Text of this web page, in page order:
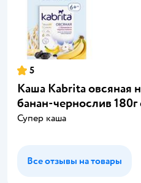
5
Каша Kabrita овсяная
банан-чернослив
Супер каша
Все отзывы на товары